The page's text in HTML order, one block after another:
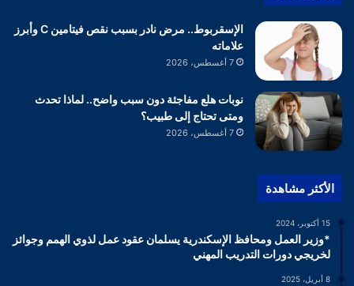
الإسقربوط.. مرض نادر بسبب نقص فيتامين C وأبرز
علاماته
7 أغسطس، 2026
نوبات هلع مفاجئة دون سبب واضح.. لماذا تحدث
ومتى تحتاج إلى طبيب؟
7 أغسطس، 2026
الأكثر مشاهدة
15 أكتوبر، 2024
*وزير العمل ومحافظ الإسكندرية يسلمان عقود عمل لذوي الهمم وجوائز
لخريجي دورات التدريب المهني
8 أبريل، 2025